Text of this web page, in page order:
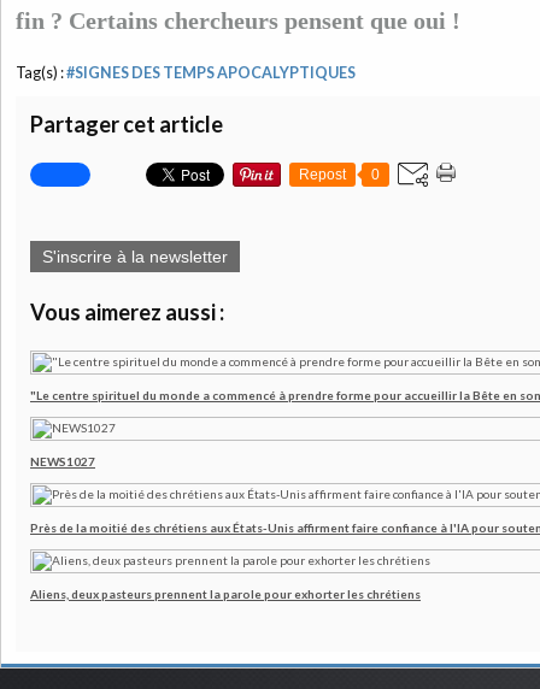
fin ? Certains chercheurs pensent que oui !
Tag(s) :#SIGNES DES TEMPS APOCALYPTIQUES
Partager cet article
Repost 0
S'inscrire à la newsletter
Vous aimerez aussi :
"Le centre spirituel du monde a commencé à prendre forme pour accueillir la Bête en
NEWS1027
Près de la moitié des chrétiens aux États-Unis affirment faire confiance à l'IA pour
Aliens, deux pasteurs prennent la parole pour exhorter les chrétiens